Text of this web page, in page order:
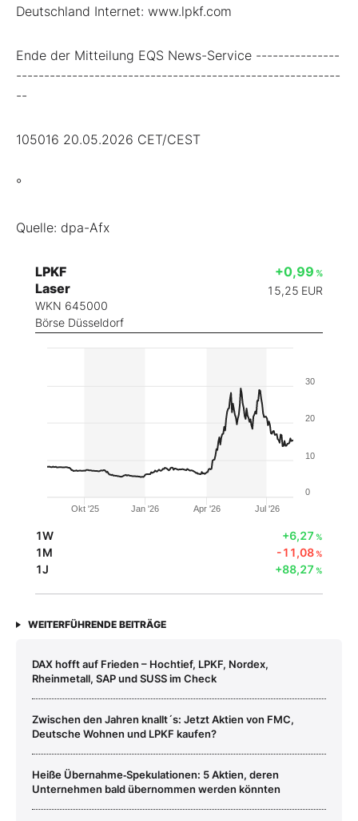
Deutschland Internet: www.lpkf.com
Ende der Mitteilung EQS News-Service ---------------
----------------------------------------------------------
--
105016 20.05.2026 CET/CEST
°
Quelle: dpa-Afx
LPKF
Laser
WKN 645000
Börse Düsseldorf
+0,99 %
15,25 EUR
Okt '25 Jan '26 Apr '26 Jul '26
0
10
20
30
1W +6,27 %
1M -11,08%
1J +88,27 %
WEITERFÜHRENDE BEITRÄGE
DAX hofft auf Frieden – Hochtief, LPKF, Nordex,
Rheinmetall, SAP und SUSS im Check
Zwischen den Jahren knallt´s: Jetzt Aktien von FMC,
Deutsche Wohnen und LPKF kaufen?
Heiße Übernahme‑Spekulationen: 5 Aktien, deren
Unternehmen bald übernommen werden könnten